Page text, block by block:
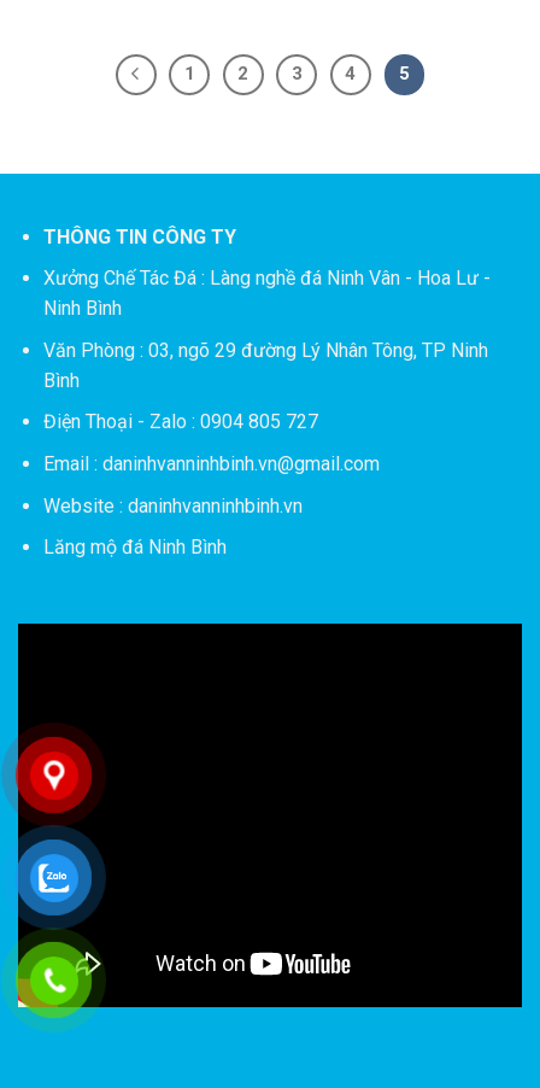
1 2 3 4 5
THÔNG TIN CÔNG TY
Xưởng Chế Tác Đá : Làng nghề đá Ninh Vân - Hoa Lư -
Ninh Bình
Văn Phòng : 03, ngõ 29 đường Lý Nhân Tông, TP Ninh
Bình
Điện Thoại - Zalo : 0904 805 727
Email : daninhvanninhbinh.vn@gmail.com
Website : daninhvanninhbinh.vn
Lăng mộ đá Ninh Bình